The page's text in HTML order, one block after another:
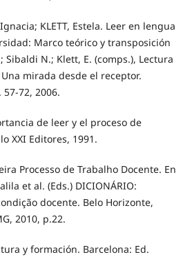
KLETT, Estela. Leer en lengua
Marco teórico y transposición
Sibaldi N.; Klett, E. (comps.), Lectura
mirada desde el receptor.
57-72, 2006.
de leer y el proceso de
XXI Editores, 1991.
Processo de Trabalho Docente. En
et al. (Eds.) DICIONÁRIO:
docente. Belo Horizonte,
2010, p.22.
y formación. Barcelona: Ed.